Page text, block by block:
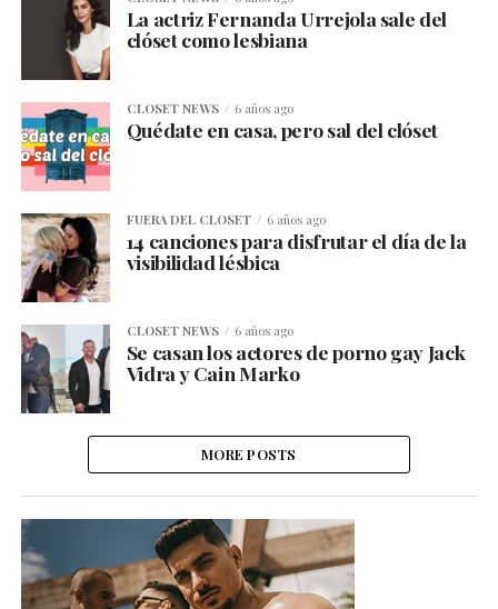
La actriz Fernanda Urrejola sale del
clóset como lesbiana
CLOSET NEWS 6 años ago
Quédate en casa, pero sal del clóset
FUERA DEL CLOSET 6 años ago
14 canciones para disfrutar el día de la
visibilidad lésbica
CLOSET NEWS 6 años ago
Se casan los actores de porno gay Jack
Vidra y Cain Marko
MORE POSTS